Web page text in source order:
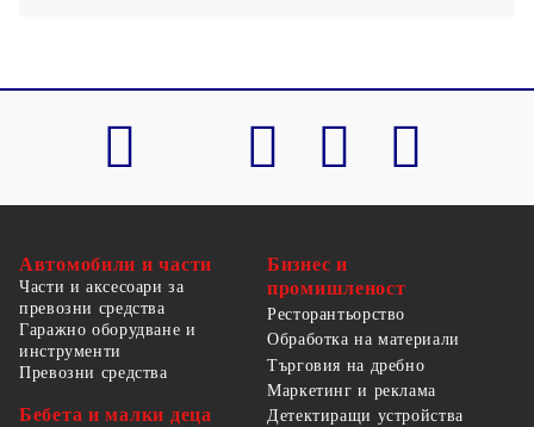
Автомобили и части
Части и аксесоари за
превозни средства
Гаражно оборудване и
инструменти
Превозни средства
Бебета и малки деца
Бизнес и
промишленост
Ресторантьорство
Обработка на материали
Търговия на дребно
Маркетинг и реклама
Детектиращи устройства